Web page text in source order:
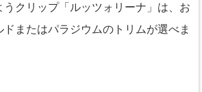
うクリップ「ルッツォリーナ」は、お
またはパラジウムのトリムが選べま